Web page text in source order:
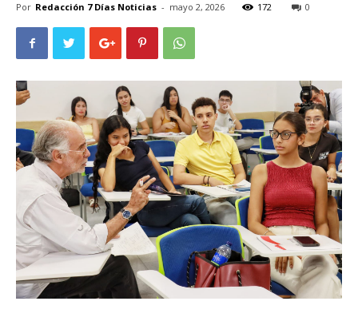
Por Redacción 7 Días Noticias - mayo 2, 2026 172 0